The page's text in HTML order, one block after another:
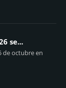
se...
de octubre en